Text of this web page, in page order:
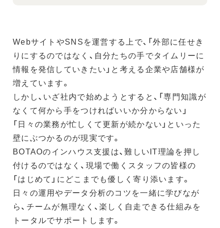
WebサイトやSNSを運営する上で、「外部に任せき
りにするのではなく、自分たちの手でタイムリーに
情報を発信していきたい」と考える企業や店舗様が
増えています。
しかし、いざ社内で始めようとすると、「専門知識が
なくて何から手をつければいいか分からない」
「日々の業務が忙しくて更新が続かない」といった
壁にぶつかるのが現実です。
BOTAOのインハウス支援は、難しいIT理論を押し
付けるのではなく、現場で働くスタッフの皆様の
「はじめて」にどこまでも優しく寄り添います。
日々の運用やデータ分析のコツを一緒に学びなが
ら、チームが無理なく、楽しく自走できる仕組みを
トータルでサポートします。